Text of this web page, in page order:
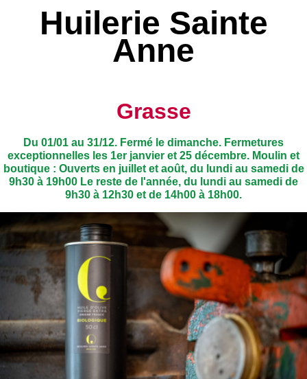
Huilerie Sainte
Anne
Grasse
Du 01/01 au 31/12. Fermé le dimanche. Fermetures
exceptionnelles les 1er janvier et 25 décembre. Moulin et
boutique : Ouverts en juillet et août, du lundi au samedi de
9h30 à 19h00 Le reste de l'année, du lundi au samedi de
9h30 à 12h30 et de 14h00 à 18h00.